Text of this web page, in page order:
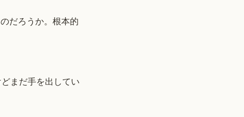
だろうか。根本的
まだ手を出してい